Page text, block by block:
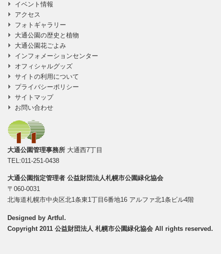
イベント情報
アクセス
フォトギャラリー
大通公園の歴史と植物
大通公園花ごよみ
インフォメーションセンター
オフィシャルグッズ
サイトの利用について
プライバシーポリシー
サイトマップ
お問い合わせ
大通公園管理事務所 大通西7丁目
TEL:011-251-0438
大通公園指定管理者 公益財団法人札幌市公園緑化協会
〒060-0031
北海道札幌市中央区北1条東1丁目6番地16 アルファ北1条ビル4階
Designed by Artful .
Copyright 2011 公益財団法人 札幌市公園緑化協会 All rights reserved.